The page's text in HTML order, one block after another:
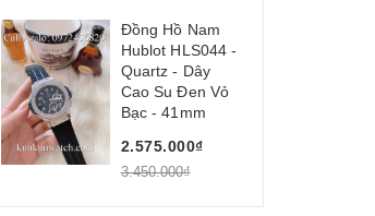
Đồng Hồ Nam
Hublot HLS044 -
Quartz - Dây
Cao Su Đen Vỏ
Bạc - 41mm
2.575.000₫
3.450.000₫